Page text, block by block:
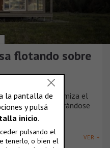
flotando sobre
Uparati minimiza el
natural, integrándose
VER +